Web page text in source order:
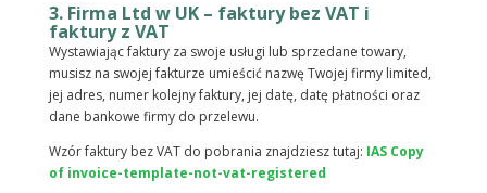
3. Firma Ltd w UK – faktury bez VAT i
faktury z VAT
Wystawiając faktury za swoje usługi lub sprzedane towary,
musisz na swojej fakturze umieścić nazwę Twojej firmy limited,
jej adres, numer kolejny faktury, jej datę, datę płatności oraz
dane bankowe firmy do przelewu.
Wzór faktury bez VAT do pobrania znajdziesz tutaj: IAS Copy
of invoice-template-not-vat-registered